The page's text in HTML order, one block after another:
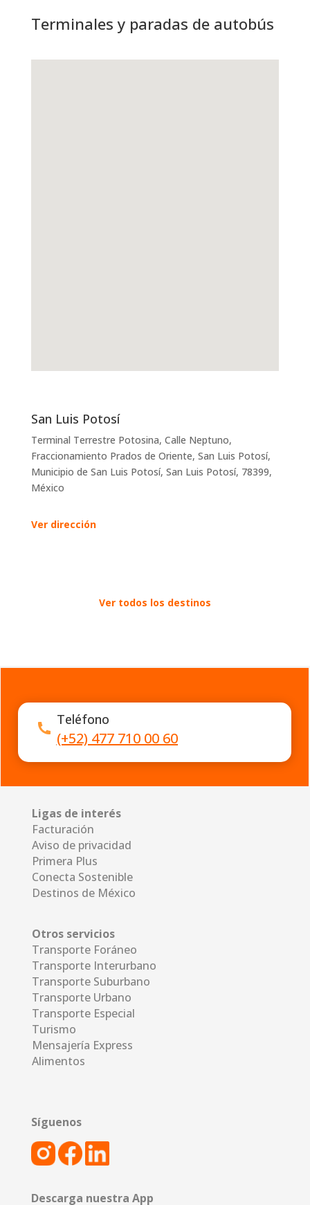
Terminales y paradas de autobús
San Luis Potosí
Terminal Terrestre Potosina, Calle Neptuno,
Fraccionamiento Prados de Oriente, San Luis Potosí,
Municipio de San Luis Potosí, San Luis Potosí, 78399,
México
Ver dirección
Ver todos los destinos
Teléfono
(+52) 477 710 00 60
Ligas de interés
Facturación
Aviso de privacidad
Primera Plus
Conecta Sostenible
Destinos de México
Otros servicios
Transporte Foráneo
Transporte Interurbano
Transporte Suburbano
Transporte Urbano
Transporte Especial
Turismo
Mensajería Express
Alimentos
Síguenos
Descarga nuestra App